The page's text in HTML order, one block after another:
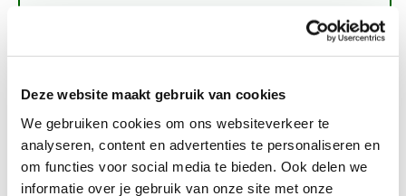
Deze website maakt gebruik van cookies
We gebruiken cookies om ons websiteverkeer te
analyseren, content en advertenties te personaliseren en
om functies voor social media te bieden. Ook delen we
informatie over je gebruik van onze site met onze